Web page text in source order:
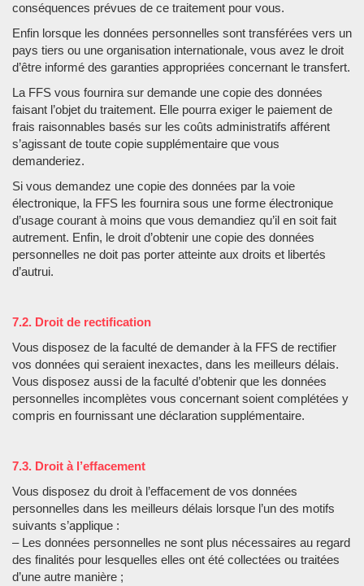
conséquences prévues de ce traitement pour vous.
Enfin lorsque les données personnelles sont transférées vers un
pays tiers ou une organisation internationale, vous avez le droit
d’être informé des garanties appropriées concernant le transfert.
La FFS vous fournira sur demande une copie des données
faisant l’objet du traitement. Elle pourra exiger le paiement de
frais raisonnables basés sur les coûts administratifs afférent
s’agissant de toute copie supplémentaire que vous
demanderiez.
Si vous demandez une copie des données par la voie
électronique, la FFS les fournira sous une forme électronique
d’usage courant à moins que vous demandiez qu’il en soit fait
autrement. Enfin, le droit d’obtenir une copie des données
personnelles ne doit pas porter atteinte aux droits et libertés
d’autrui.
7.2. Droit de rectification
Vous disposez de la faculté de demander à la FFS de rectifier
vos données qui seraient inexactes, dans les meilleurs délais.
Vous disposez aussi de la faculté d’obtenir que les données
personnelles incomplètes vous concernant soient complétées y
compris en fournissant une déclaration supplémentaire.
7.3. Droit à l’effacement
Vous disposez du droit à l’effacement de vos données
personnelles dans les meilleurs délais lorsque l’un des motifs
suivants s’applique :
– Les données personnelles ne sont plus nécessaires au regard
des finalités pour lesquelles elles ont été collectées ou traitées
d’une autre manière ;